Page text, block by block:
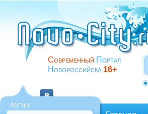
Современный Портал
Новороссийска 16+
ЛОГИН